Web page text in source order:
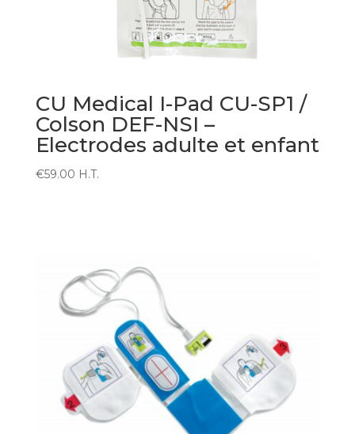
CU Medical I-Pad CU-SP1 /
Colson DEF-NSI –
Electrodes adulte et enfant
€59.00 H.T.